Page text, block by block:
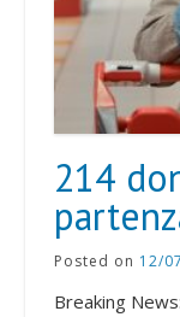
214
Posted on 12/
Breaking